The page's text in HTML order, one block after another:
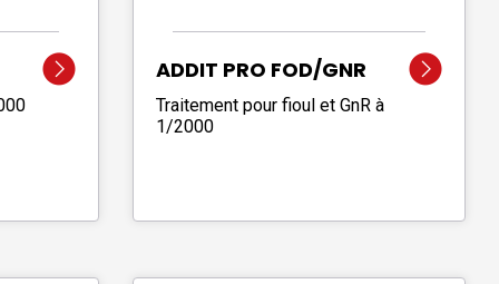
ADDIT PRO FOD/GNR
Traitement pour fioul et GnR à
1/2000